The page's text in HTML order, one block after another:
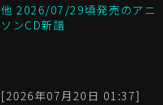
他 2026/07/29頃発売のアニ
ソンCD新譜
[2026年07月20日 01:37]